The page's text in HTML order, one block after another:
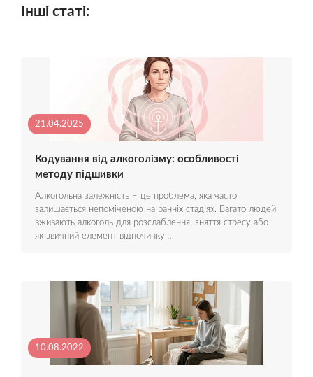
Інші статі:
21.04.2025
Кодування від алкоголізму: особливості
методу підшивки
Алкогольна залежність – це проблема, яка часто
залишається непоміченою на ранніх стадіях. Багато людей
вживають алкоголь для розслаблення, зняття стресу або
як звичний елемент відпочинку…
10.08.2022